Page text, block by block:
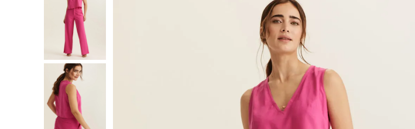
tricot
camisa
couro
8º
calça jeans
9º
saia
10
jeans